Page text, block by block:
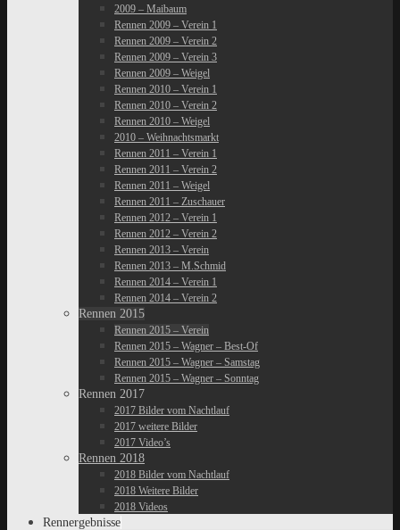
2009 – Maibaum
Rennen 2009 – Verein 1
Rennen 2009 – Verein 2
Rennen 2009 – Verein 3
Rennen 2009 – Weigel
Rennen 2010 – Verein 1
Rennen 2010 – Verein 2
Rennen 2010 – Weigel
2010 – Weihnachtsmarkt
Rennen 2011 – Verein 1
Rennen 2011 – Verein 2
Rennen 2011 – Weigel
Rennen 2011 – Zuschauer
Rennen 2012 – Verein 1
Rennen 2012 – Verein 2
Rennen 2013 – Verein
Rennen 2013 – M.Schmid
Rennen 2014 – Verein 1
Rennen 2014 – Verein 2
Rennen 2015
Rennen 2015 – Verein
Rennen 2015 – Wagner – Best-Of
Rennen 2015 – Wagner – Samstag
Rennen 2015 – Wagner – Sonntag
Rennen 2017
2017 Bilder vom Nachtlauf
2017 weitere Bilder
2017 Video’s
Rennen 2018
2018 Bilder vom Nachtlauf
2018 Weitere Bilder
2018 Videos
Rennergebnisse